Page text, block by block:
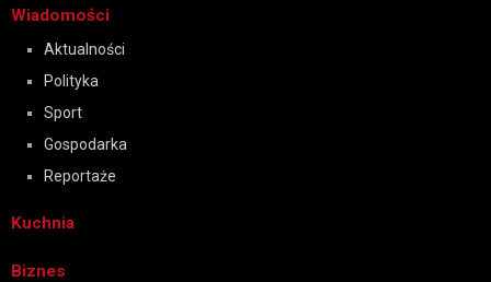
Wiadomości
Aktualności
Polityka
Sport
Gospodarka
Reportaże
Kuchnia
Biznes